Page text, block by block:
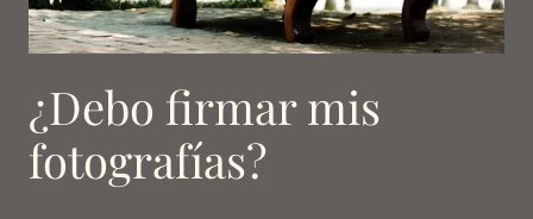
¿Debo firmar mis
fotografías?